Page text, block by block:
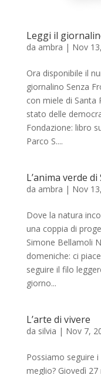
Leggi il
da ambra | Nov
Ora disponibile il
giornalino Senza
con miele di Santa
stato delle
Fondazione: libro
Parco S....
L’anima verde
da ambra | Nov
Dove la natura
una coppia di
Simone Bellamoli
domeniche: ci
seguire il filo
giorno...
L’arte di vivere
da silvia | Nov 7,
Possiamo seguire
meglio? Giovedì